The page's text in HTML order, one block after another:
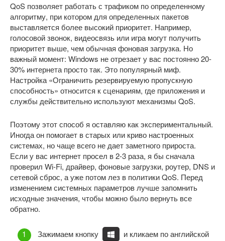
QoS позволяет работать с трафиком по определенному
алгоритму, при котором для определенных пакетов
выставляется более высокий приоритет. Например,
голосовой звонок, видеосвязь или игра могут получить
приоритет выше, чем обычная фоновая загрузка. Но
важный момент: Windows не отрезает у вас постоянно 20-
30% интернета просто так. Это популярный миф.
Настройка «Ограничить резервируемую пропускную
способность» относится к сценариям, где приложения и
службы действительно используют механизмы QoS.
Поэтому этот способ я оставляю как экспериментальный.
Иногда он помогает в старых или криво настроенных
системах, но чаще всего не дает заметного прироста.
Если у вас интернет просел в 2-3 раза, я бы сначала
проверил Wi-Fi, драйвер, фоновые загрузки, роутер, DNS и
сетевой сброс, а уже потом лез в политики QoS. Перед
изменением системных параметров лучше запомнить
исходные значения, чтобы можно было вернуть все
обратно.
Зажимаем кнопку и кликаем по английской